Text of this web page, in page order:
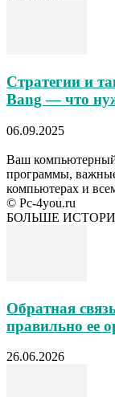
Стратегии и
Bang — что
06.09.2025
Ваш
программы,
компьютерах и
© Pc-4you.ru
БОЛЬШЕ
Обратная
правильно ее
26.06.2026